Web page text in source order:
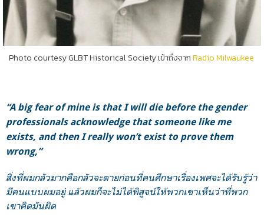
Photo courtesy GLBT Historical Society เข้าถึงจากRadio Milwaukee
“A big fear of mine is that I will die before the gender
professionals acknowledge that someone like me
exists, and then I really won’t exist to prove them
wrong,”
สิ่งที่ผมกลัวมากคือกลัวจะตายก่อนที่คนศึกษาเรื่องเพศจะได้รับรู้ว่า
มีคนแบบผมอยู่ แล้วผมก็จะไม่ได้พิสูจน์ให้พวกเขาเห็นว่าที่พวก
เขาคิดมันผิด